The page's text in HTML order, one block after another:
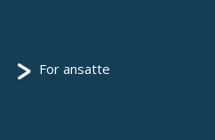
For ansatte